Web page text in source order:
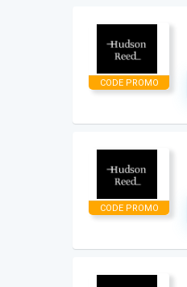
CODE PROMO
CODE PROMO